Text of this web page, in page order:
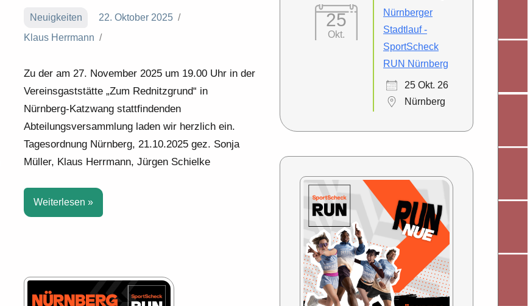
Neuigkeiten
22. Oktober 2025
Klaus Herrmann
Zu der am 27. November 2025 um 19.00 Uhr in der
Vereinsgaststätte „Zum Rednitzgrund“ in
Nürnberg-Katzwang stattfindenden
Abteilungsversammlung laden wir herzlich ein.
Tagesordnung Nürnberg, 21.10.2025 gez. Sonja
Müller, Klaus Herrmann, Jürgen Schielke
Weiterlesen
25
Okt.
Nürnberger
Stadtlauf -
SportScheck
RUN Nürnberg
25 Okt. 26
Nürnberg